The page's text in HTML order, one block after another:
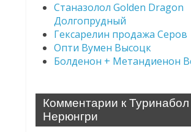
Станазолол Golden Dragon
Долгопрудный
Гексарелин продажа Серов
Опти Вумен Высоцк
Болденон + Метандиенон
Комментарии к
Нерюнгри